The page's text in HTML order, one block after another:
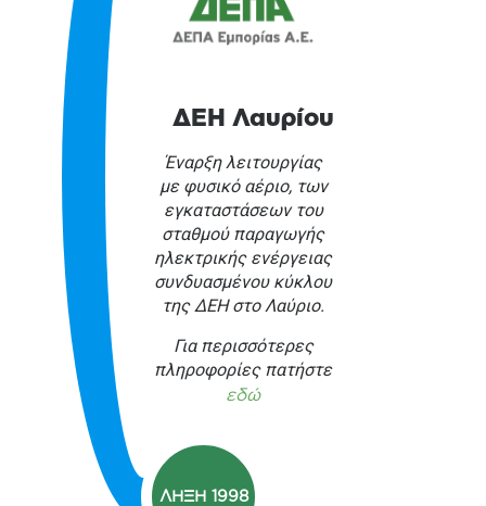
ΛΗΞΗ 1998
ΔΕΗ Λαυρίου
Έναρξη λειτουργίας
με φυσικό αέριο, των
εγκαταστάσεων του
σταθμού παραγωγής
ηλεκτρικής ενέργειας
συνδυασμένου κύκλου
της ΔΕΗ στο Λαύριο.
Για περισσότερες
πληροφορίες πατήστε
εδώ